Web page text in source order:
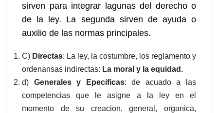
sirven para integrar lagunas del derecho o
de la ley. La segunda sirven de ayuda o
auxilio de las normas principales.
C) Directas: La ley, la costumbre, los reglamento y
ordenansas indirectas: La moral y la equidad.
d) Generales y Epecificas: de acuado a las
competencias que le asigne a la ley en el
momento de su creacion, general, organica,